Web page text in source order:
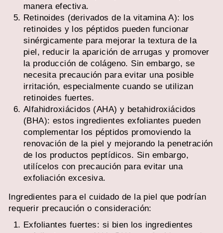
manera efectiva.
Retinoides (derivados de la vitamina A): los
retinoides y los péptidos pueden funcionar
sinérgicamente para mejorar la textura de la
piel, reducir la aparición de arrugas y promover
la producción de colágeno. Sin embargo, se
necesita precaución para evitar una posible
irritación, especialmente cuando se utilizan
retinoides fuertes.
Alfahidroxiácidos (AHA) y betahidroxiácidos
(BHA): estos ingredientes exfoliantes pueden
complementar los péptidos promoviendo la
renovación de la piel y mejorando la penetración
de los productos peptídicos. Sin embargo,
utilícelos con precaución para evitar una
exfoliación excesiva.
Ingredientes para el cuidado de la piel que podrían
requerir precaución o consideración:
Exfoliantes fuertes: si bien los ingredientes